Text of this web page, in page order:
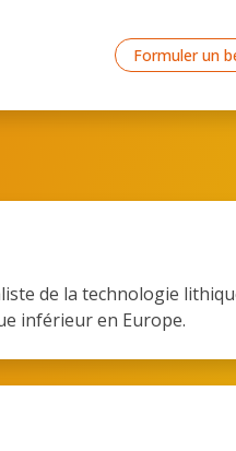
Formuler un
de la technologie
inférieur en Europe.